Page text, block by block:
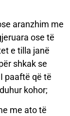
aranzhim me
ose të
e tilla janë
shkak se
paaftë që të
kohor;
me ato të